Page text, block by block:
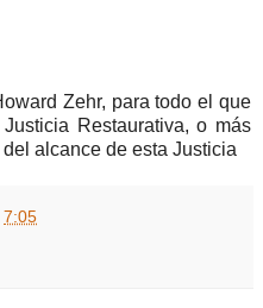
Zehr, para todo el que
Restaurativa, o más
alcance de esta Justicia
7:05